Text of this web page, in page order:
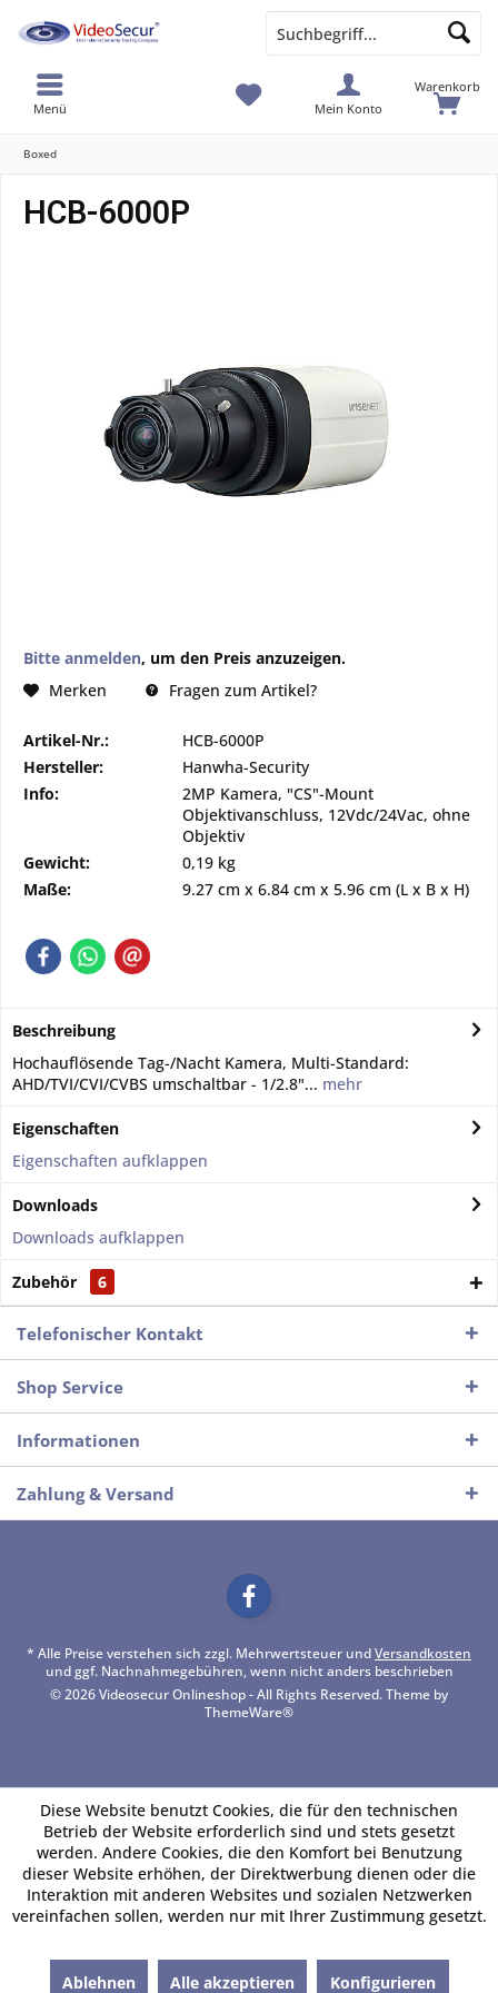
Warenkorb
Mein Konto
Menü
Boxed
HCB-6000P
Bitte anmelden, um den Preis anzuzeigen.
Merken
Fragen zum Artikel?
Artikel-Nr.:
HCB-6000P
Hersteller:
Hanwha-Security
Info:
2MP Kamera, "CS"-Mount
Objektivanschluss, 12Vdc/24Vac, ohne
Objektiv
Gewicht:
0,19 kg
Maße:
9.27 cm x 6.84 cm x 5.96 cm (L x B x H)
Beschreibung
Hochauflösende Tag-/Nacht Kamera, Multi-Standard:
AHD/TVI/CVI/CVBS umschaltbar - 1/2.8"... mehr
Eigenschaften
Eigenschaften aufklappen
Downloads
Downloads aufklappen
Zubehör 6
Telefonischer Kontakt
Shop Service
Informationen
Zahlung & Versand
* Alle Preise verstehen sich zzgl. Mehrwertsteuer undVersandkosten
und ggf. Nachnahmegebühren, wenn nicht anders beschrieben
© 2026 Videosecur Onlineshop - All Rights Reserved. Theme by
ThemeWare®
Diese Website benutzt Cookies, die für den technischen
Betrieb der Website erforderlich sind und stets gesetzt
werden. Andere Cookies, die den Komfort bei Benutzung
dieser Website erhöhen, der Direktwerbung dienen oder die
Interaktion mit anderen Websites und sozialen Netzwerken
vereinfachen sollen, werden nur mit Ihrer Zustimmung gesetzt.
Ablehnen Alle akzeptieren Konfigurieren